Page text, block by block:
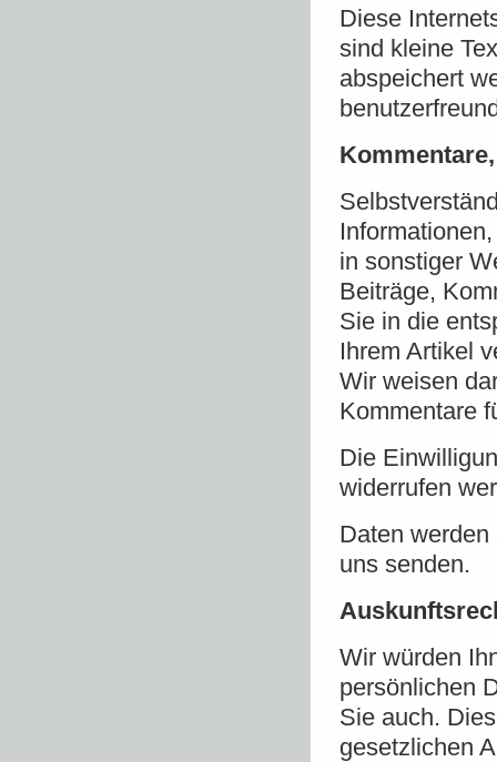
Diese
sind kleine
abspeichert
in sonstiger
Beiträge,
Sie in die
Ihrem Artikel
Wir weisen
Kommentare
Die
widerrufen
Daten
uns senden.
Wir würden
persönlichen
Sie auch.
gesetzlichen